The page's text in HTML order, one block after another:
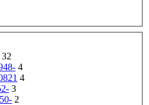
32
4
4
3
2